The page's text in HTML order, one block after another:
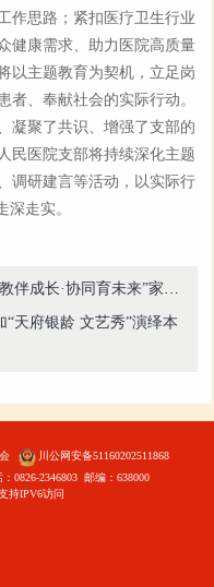
作思路；紧扣医疗卫生行业
健康需求、助力医院高质量
以主题教育为契机，立足岗
者、奉献社会的实际行动。
凝聚了共识、增强了支部的
民医院支部将持续深化主题
调研建言等活动，以实际行
深走实。
·协同育未来”家庭教育活动
天府银龄 文艺秀”演绎本
川公网安备51160202511868
0826-2346803 邮编：638000
持IPV6访问